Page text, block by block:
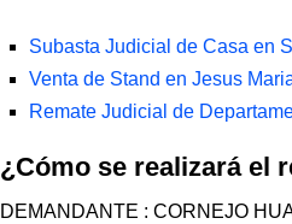
Subasta Judicial de Casa en
Venta de Stand en Jesus
Remate Judicial de
¿Cómo se realizará el
DEMANDANTE : CORNEJO